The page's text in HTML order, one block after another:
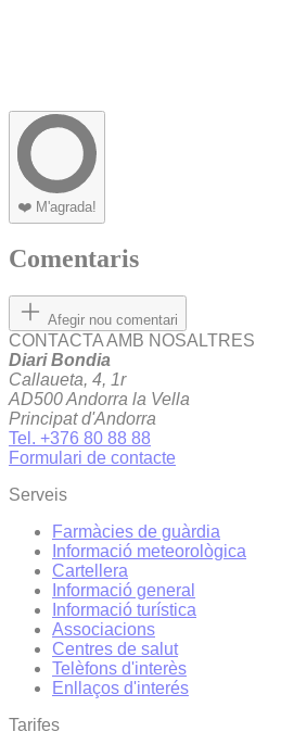
❤️ M'agrada!
Comentaris
Afegir nou comentari
CONTACTA AMB NOSALTRES
Diari Bondia
Callaueta, 4, 1r
AD500 Andorra la Vella
Principat d'Andorra
Tel. +376 80 88 88
Formulari de contacte
Serveis
Farmàcies de guàrdia
Informació meteorològica
Cartellera
Informació general
Informació turística
Associacions
Centres de salut
Telèfons d'interès
Enllaços d'interés
Tarifes